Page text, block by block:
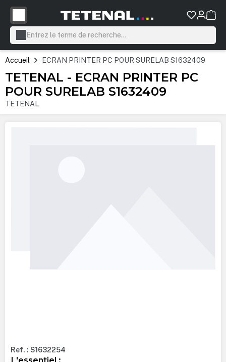
principal
Accueil ECRAN PRINTER PC POUR SURELAB S1632409
TETENAL - ECRAN PRINTER PC
POUR SURELAB S1632409
TETENAL
Ref. : S1632254